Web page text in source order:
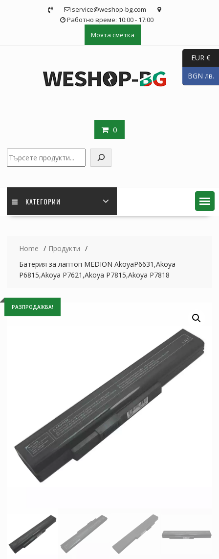
service@weshop-bg.com
Работно време: 10:00 - 17:00
Моята сметка
0
КАТЕГОРИИ
Home
Продукти
Батерия за лаптоп MEDION AkoyaP6631,Akoya
P6815,Akoya P7621,Akoya P7815,Akoya P7818
РАЗПРОДАЖБА!
EUR €
BGN лв.